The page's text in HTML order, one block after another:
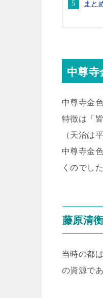
まと
中尊寺
中尊寺金
特徴は「
（天治は
中尊寺金
くのでし
藤原清
当時の都
の資源で